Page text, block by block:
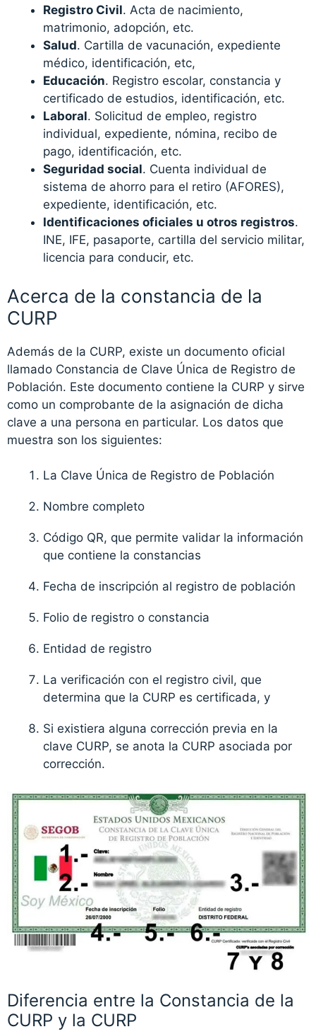
Registro Civil. Acta de nacimiento,
matrimonio, adopción, etc.
Salud. Cartilla de vacunación, expediente
médico, identificación, etc,
Educación. Registro escolar, constancia y
certificado de estudios, identificación, etc.
Laboral. Solicitud de empleo, registro
individual, expediente, nómina, recibo de
pago, identificación, etc.
Seguridad social. Cuenta individual de
sistema de ahorro para el retiro (AFORES),
expediente, identificación, etc.
Identificaciones oficiales u otros registros.
INE, IFE, pasaporte, cartilla del servicio militar,
licencia para conducir, etc.
Acerca de la constancia de la
CURP
Además de la CURP, existe un documento oficial
llamado Constancia de Clave Única de Registro de
Población. Este documento contiene la CURP y sirve
como un comprobante de la asignación de dicha
clave a una persona en particular. Los datos que
muestra son los siguientes:
La Clave Única de Registro de Población
Nombre completo
Código QR, que permite validar la información
que contiene la constancias
Fecha de inscripción al registro de población
Folio de registro o constancia
Entidad de registro
La verificación con el registro civil, que
determina que la CURP es certificada, y
Si existiera alguna corrección previa en la
clave CURP, se anota la CURP asociada por
corrección.
Diferencia entre la Constancia de la
CURP y la CURP